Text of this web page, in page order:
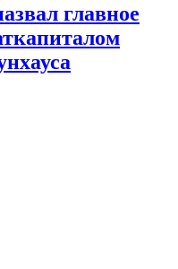
главное